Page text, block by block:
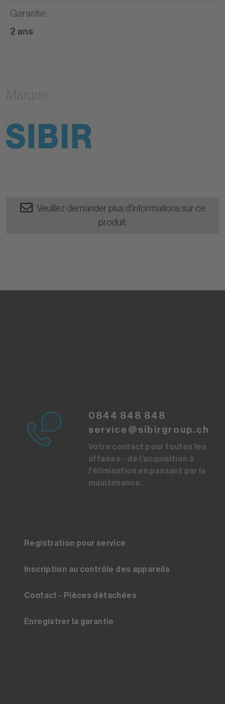
Garantie:
2 ans
Veuillez demander plus d'informations sur ce
produit.
0844 848 848
service@sibirgroup.ch
Votre contact pour toutes les
affaires - de l'acquisition à
l'élimination en passant par la
maintenance.
Registration pour service
Inscription au contrôle des appareils
Contact - Pièces détachées
Enregistrer la garantie